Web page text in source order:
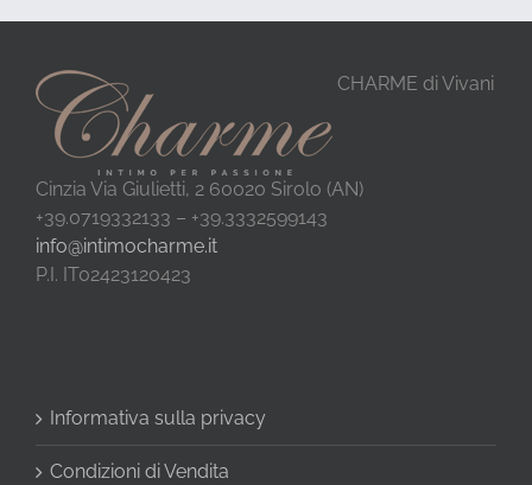
CHARME di Vivani
Cinzia Via Giulietti, 2 60020 Sirolo (AN)
+39.0719332133 – +39.3332599143
info@intimocharme.it
P.I. IT02423120423
Informativa sulla privacy
Condizioni di Vendita